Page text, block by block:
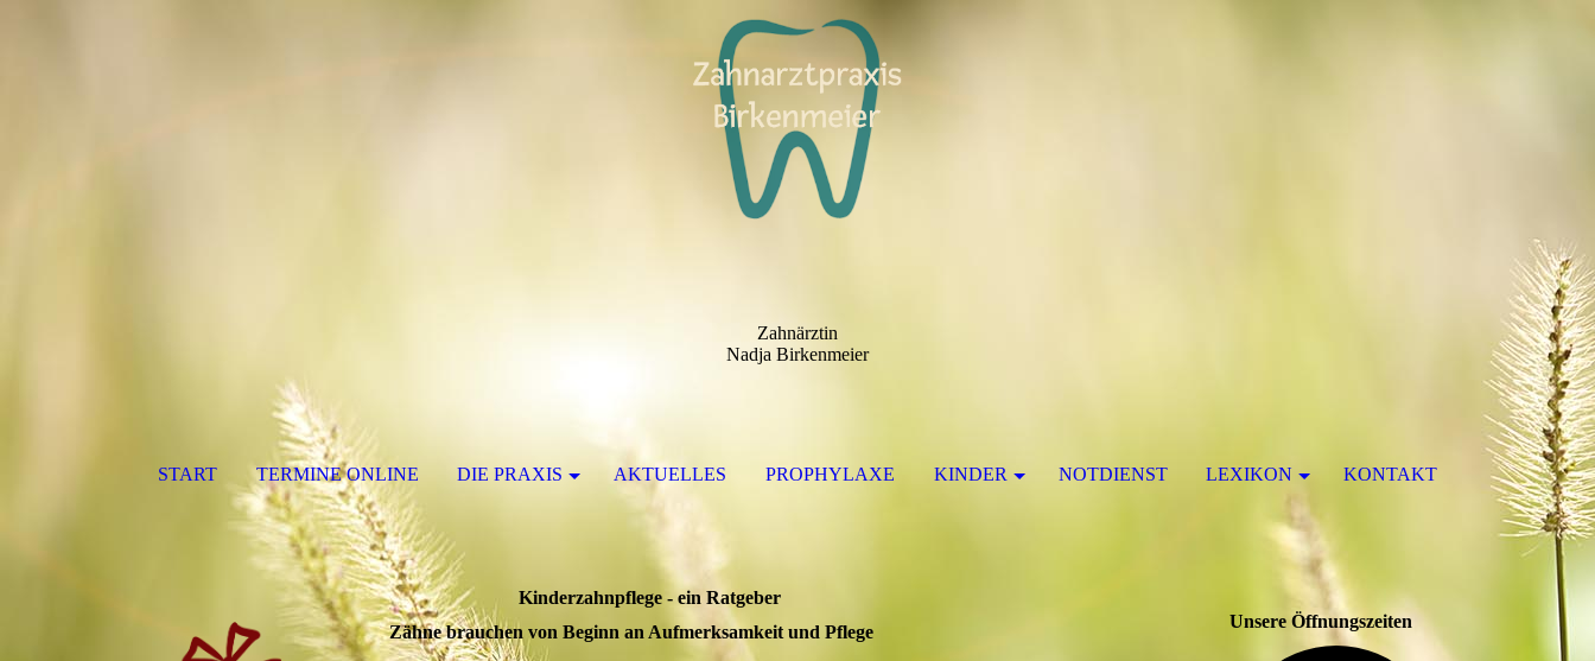
Zahnärztin
Nadja Birkenmeier
START TERMINE ONLINE DIE PRAXIS AKTUELLES PROPHYLAXE KINDER NOTDIENST LEXIKON KONTAKT
Kinderzahnpflege - ein Ratgeber
Zähne brauchen von Beginn an Aufmerksamkeit und Pflege
Unsere Öffnungszeiten